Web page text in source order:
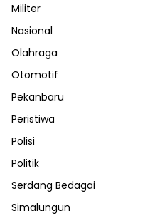
Militer
Nasional
Olahraga
Otomotif
Pekanbaru
Peristiwa
Polisi
Politik
Serdang Bedagai
Simalungun